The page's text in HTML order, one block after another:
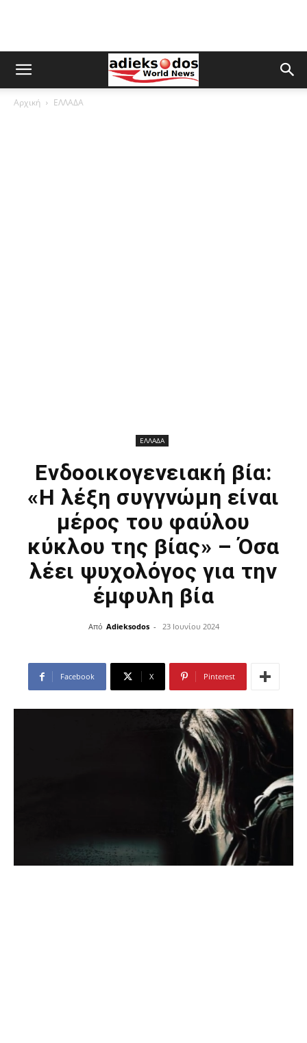
Αρχική ΕΛΛΑΔΑ
ΕΛΛΑΔΑ
Ενδοοικογενειακή βία:
«Η λέξη συγγνώμη είναι
μέρος του φαύλου
κύκλου της βίας» – Όσα
λέει ψυχολόγος για την
έμφυλη βία
Από Adieksodos - 23 Ιουνίου 2024
Facebook X Pinterest